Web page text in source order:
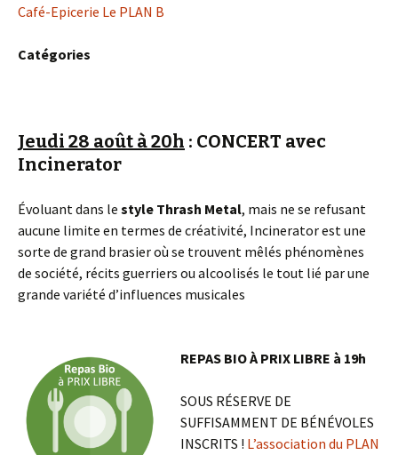
Café-Epicerie Le PLAN B
Catégories
Jeudi 28 août à 20h : CONCERT avec
Incinerator
Évoluant dans le style Thrash Metal, mais ne se refusant
aucune limite en termes de créativité, Incinerator est une
sorte de grand brasier où se trouvent mêlés phénomènes
de société, récits guerriers ou alcoolisés le tout lié par une
grande variété d’influences musicales
REPAS BIO À PRIX LIBRE à 19h
SOUS RÉSERVE DE
SUFFISAMMENT DE BÉNÉVOLES
INSCRITS ! L’association du PLAN